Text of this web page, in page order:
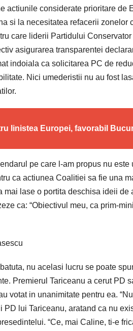
actiunile considerate prioritare de
si la necesitatea refacerii zonelor
care liderii Partidului
asigurarea transparentei
indoiala ca solicitarea PC de
Nici umederistii nu au fost
linistea Europei, favorabil
pe care l-am propus nu
ca actiunea Coalitiei sa fie una
mai lase o portita deschisa ideii
ca: “Obiectivul meu, ca prim-
nu acelasi lucru se poate
Premierul Tariceanu a cerut PD
votat in unanimitate pentru ea.
PD lui Tariceanu, aratand ca nu
“Ce, mai Caline, ti-e